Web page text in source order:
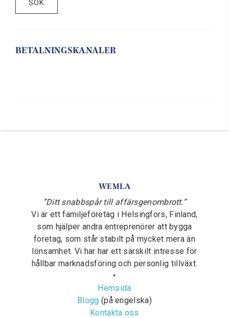
SÖK
BETALNINGSKANALER
WEMLA
”Ditt snabbspår till affärsgenombrott.”
Vi är ett familjeföretag i Helsingfors, Finland,
som hjälper andra entreprenörer att bygga
företag, som står stabilt på mycket mera än
lönsamhet. Vi har har ett särskilt intresse för
hållbar marknadsföring och personlig tillväxt.
•
Hemsida
Blogg (på engelska)
Kontakta oss